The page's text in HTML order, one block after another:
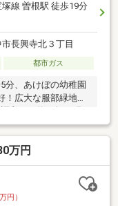
線 曽根駅 徒歩19分
長興寺北３丁目
都市ガス
分、あけぼの幼稚園
広大な服部緑地へ
万円
円）